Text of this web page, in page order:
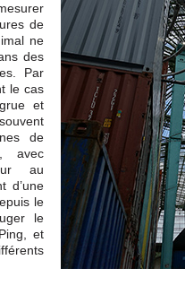
de
ne
des
Par
le cas
et
de
avec
au
d’une
le
le
et